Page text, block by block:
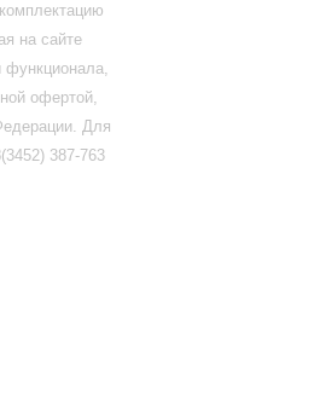
на сайте
функционала,
офертой,
Для
387-763